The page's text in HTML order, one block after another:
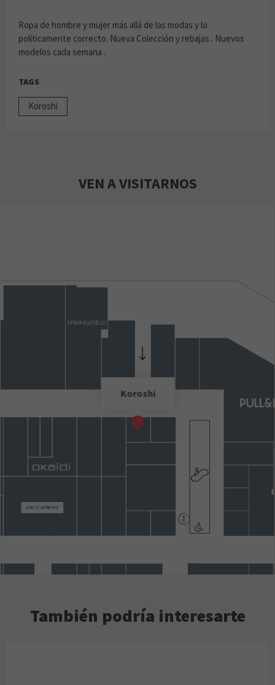
Ropa de hombre y mujer más allá de las modas y lo
políticamente correcto. Nueva Colección y rebajas . Nuevos
modelos cada semana .
TAGS
Koroshi
VEN A VISITARNOS
Koroshi
También podría interesarte